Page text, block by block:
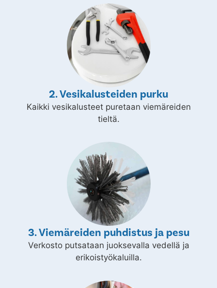
2. Vesikalusteiden purku
Kaikki vesikalusteet puretaan viemäreiden
tieltä.
3. Viemäreiden puhdistus ja pesu
Verkosto putsataan juoksevalla vedellä ja
erikoistyökaluilla.